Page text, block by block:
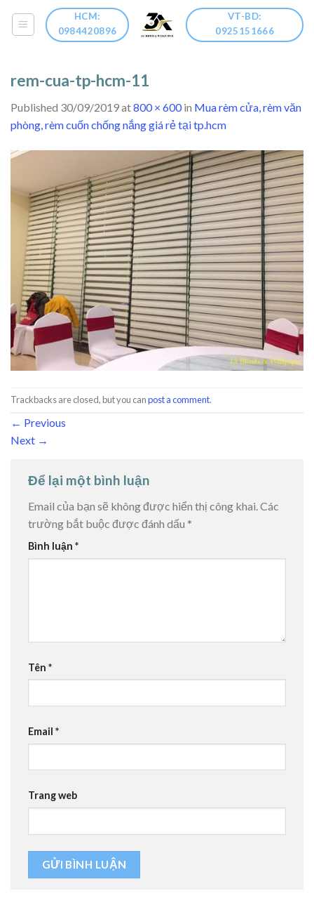
HCM:
0984420896
VT-BD:
0925151666
rem-cua-tp-hcm-11
Published 30/09/2019at800 × 600in Mua rèm cửa, rèm văn
phòng, rèm cuốn chống nắng giá rẻ tại tp.hcm
Trackbacks are closed, but you canpost a comment.
← Previous
Next →
Để lại một bình luận
Email của bạn sẽ không được hiển thị công khai.Các
trường bắt buộc được đánh dấu *
Bình luận *
Tên *
Email *
Trang web